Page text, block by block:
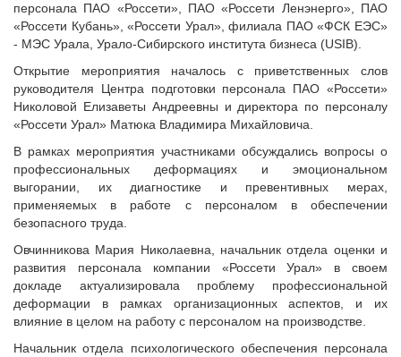
персонала ПАО «Россети», ПАО «Россети Ленэнерго», ПАО
«Россети Кубань», «Россети Урал», филиала ПАО «ФСК ЕЭС»
- МЭС Урала, Урало-Сибирского института бизнеса (USIB).
Открытие мероприятия началось с приветственных слов
руководителя Центра подготовки персонала ПАО «Россети»
Николовой Елизаветы Андреевны и директора по персоналу
«Россети Урал» Матюка Владимира Михайловича.
В рамках мероприятия участниками обсуждались вопросы о
профессиональных деформациях и эмоциональном
выгорании, их диагностике и превентивных мерах,
применяемых в работе с персоналом в обеспечении
безопасного труда.
Овчинникова Мария Николаевна, начальник отдела оценки и
развития персонала компании «Россети Урал» в своем
докладе актуализировала проблему профессиональной
деформации в рамках организационных аспектов, и их
влияние в целом на работу с персоналом на производстве.
Начальник отдела психологического обеспечения персонала